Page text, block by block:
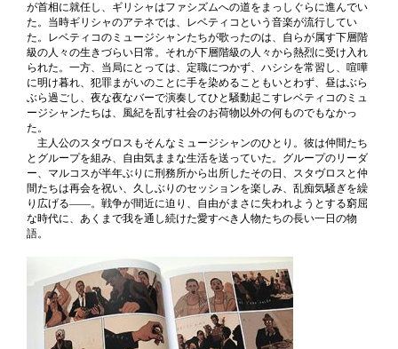
が首相に就任し、ギリシャはファシズムへの道をまっしぐらに進んでい
た。当時ギリシャのアテネでは、レベティコという音楽が流行してい
た。レベティコのミュージシャンたちが歌ったのは、自らが属す下層階
級の人々の生きづらい日常。それが下層階級の人々から熱烈に受け入れ
られた。一方、当局にとっては、定職につかず、ハシシを常習し、喧嘩
に明け暮れ、犯罪まがいのことに手を染めることもいとわず、昼はぶら
ぶら過ごし、夜な夜なバーで演奏してひと騒動起こすレベティコのミュ
ージシャンたちは、風紀を乱す社会のお荷物以外の何ものでもなかっ
た。
主人公のスタヴロスもそんなミュージシャンのひとり。彼は仲間たち
とグループを組み、自由気ままな生活を送っていた。グループのリーダ
ー、マルコスが半年ぶりに刑務所から出所したその日、スタヴロスと仲
間たちは再会を祝い、久しぶりのセッションを楽しみ、乱痴気騒ぎを繰
り広げる――。戦争が間近に迫り、自由がまさに失われようとする窮屈
な時代に、あくまで我を通し続けた愛すべき人物たちの長い一日の物
語。